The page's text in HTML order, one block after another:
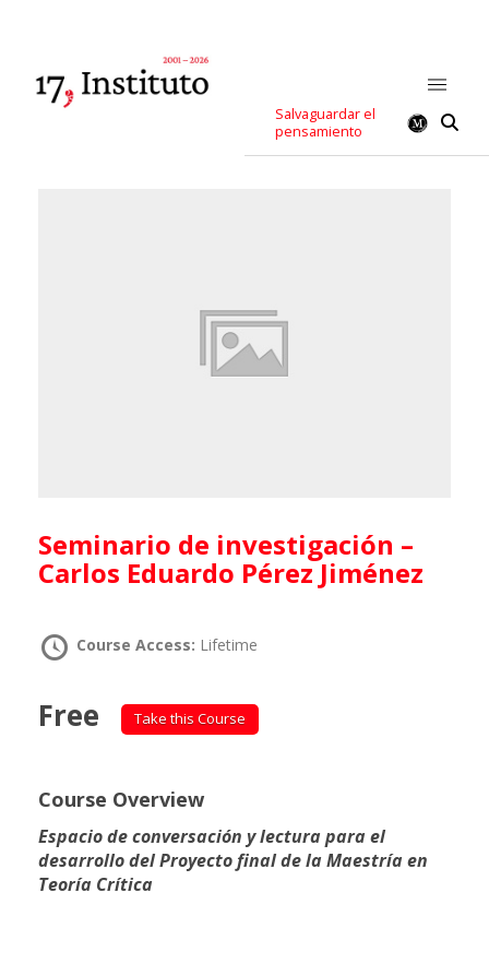
Salvaguardar el
pensamiento
Seminario de investigación –
Carlos Eduardo Pérez Jiménez
Course Access: Lifetime
Free Take this Course
Course Overview
Espacio de conversación y lectura para el
desarrollo del Proyecto final de la Maestría en
Teoría Crítica